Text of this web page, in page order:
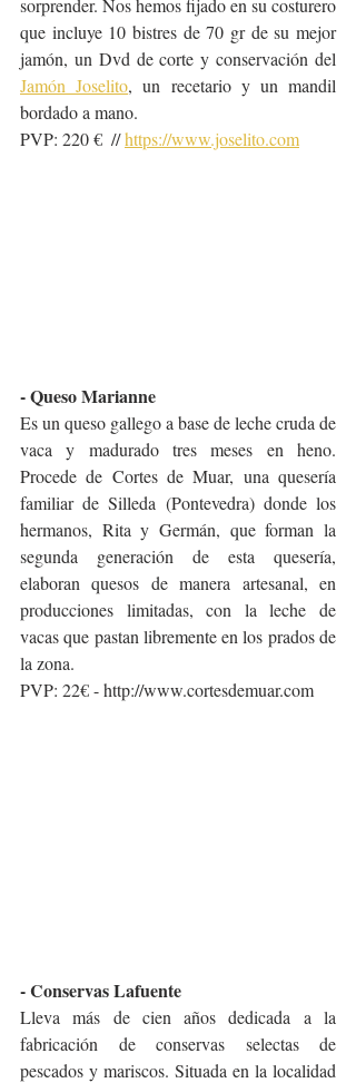
que incluye 10 bistres de 70 gr de su mejor
Jamón Joselito, un recetario y un mandil
bordado a mano.
PVP: 220 €  // https://www.joselito.com
- Queso Marianne
Es un queso gallego a base de leche cruda de
vaca y madurado tres meses en heno.
Procede de Cortes de Muar, una quesería
familiar de Silleda (Pontevedra) donde los
hermanos, Rita y Germán, que forman la
segunda generación de esta quesería,
elaboran quesos de manera artesanal, en
producciones limitadas, con la leche de
vacas que pastan libremente en los prados de
la zona.
PVP: 22€ - http://www.cortesdemuar.com
- Conservas Lafuente
Lleva más de cien años dedicada a la
fabricación de conservas selectas de
pescados y mariscos. Situada en la localidad